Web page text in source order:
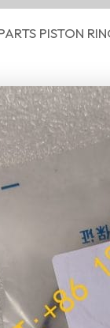
PISTON